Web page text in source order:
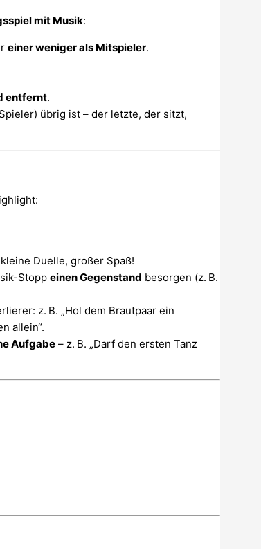
mit Musik:
einer weniger als Mitspieler.
entfernt.
übrig ist – der letzte, der sitzt,
Duelle, großer Spaß!
Stopp einen Gegenstand besorgen (z. B.
z. B. „Hol dem Brautpaar ein
allein“.
Aufgabe – z. B. „Darf den ersten Tanz